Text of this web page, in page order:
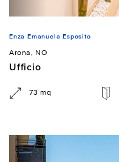
Enza Emanuela Esposito
Arona, NO
Ufficio
73 mq